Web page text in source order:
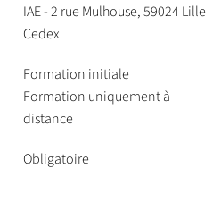
IAE - 2 rue Mulhouse, 59024 Lille
Cedex
Formation initiale
Formation uniquement à
distance
Obligatoire